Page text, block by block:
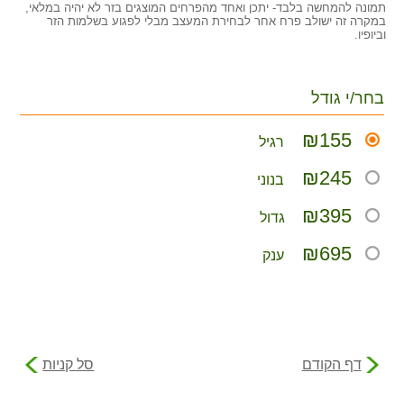
תמונה להמחשה בלבד- יתכן ואחד מהפרחים המוצגים בזר לא יהיה במלאי,
במקרה זה ישולב פרח אחר לבחירת המעצב מבלי לפגוע בשלמות הזר
וביופיו.
בחר/י גודל
₪155 רגיל
₪245 בנוני
₪395 גדול
₪695 ענק
דף הקודם סל קניות